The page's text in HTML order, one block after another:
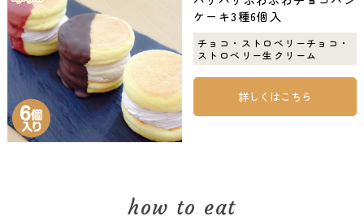
ケーキ3種6個入
チョコ・ストロベリーチョコ・
ストロベリー生クリーム
詳しくはこちら
how to eat